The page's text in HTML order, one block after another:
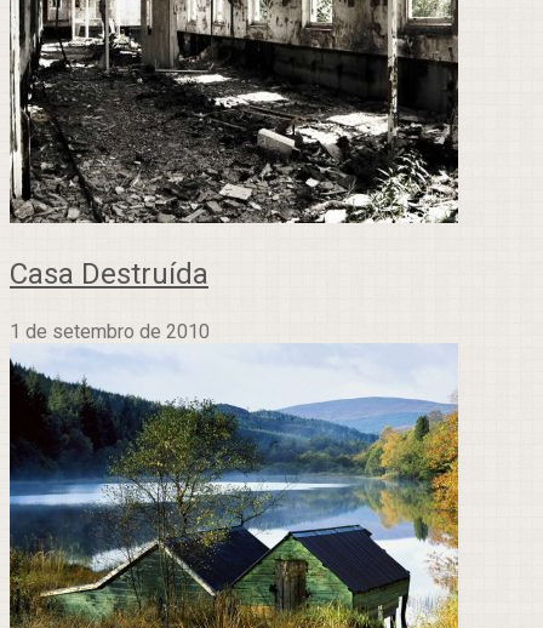
Casa Destruída
1 de setembro de 2010